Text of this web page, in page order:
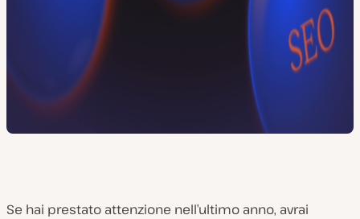
Se hai prestato attenzione nell’ultimo anno, avrai